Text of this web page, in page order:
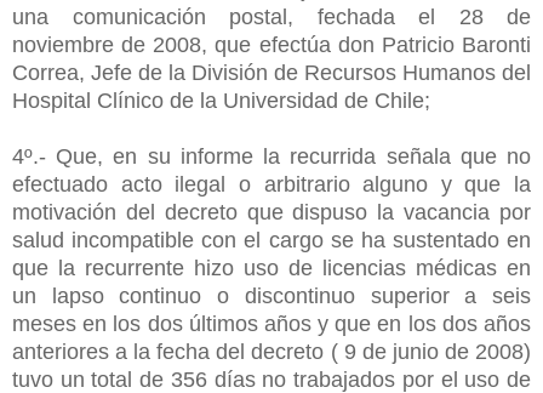
una comunicación postal, fechada el 28 de
noviembre de 2008, que efectúa don Patricio Baronti
Correa, Jefe de la División de Recursos Humanos del
Hospital Clínico de la Universidad de Chile;
4º.- Que, en su informe la recurrida señala que no
efectuado acto ilegal o arbitrario alguno y que la
motivación del decreto que dispuso la vacancia por
salud incompatible con el cargo se ha sustentado en
que la recurrente hizo uso de licencias médicas en
un lapso continuo o discontinuo superior a seis
meses en los dos últimos años y que en los dos años
anteriores a la fecha del decreto ( 9 de junio de 2008)
tuvo un total de 356 días no trabajados por el uso de